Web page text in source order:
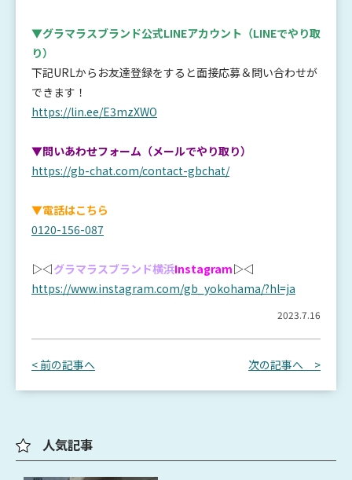
▼グラマラスブランド公式LINEアカウント （LINEでやり取
り）
下記URLからお友達登録をすると面接応募＆問い合わせが
できます！
https://lin.ee/E3mzXWO
▼問いあわせフォーム（メールでやり取り）
https://gb-chat.com/contact-gbchat/
▼電話はこちら
0120-156-087
▷◁グラマラスブランド横浜Instagram▷◁
https://www.instagram.com/gb_yokohama/?hl=ja
2023.7.16
< 前の記事へ 次の記事へ >
人気記事